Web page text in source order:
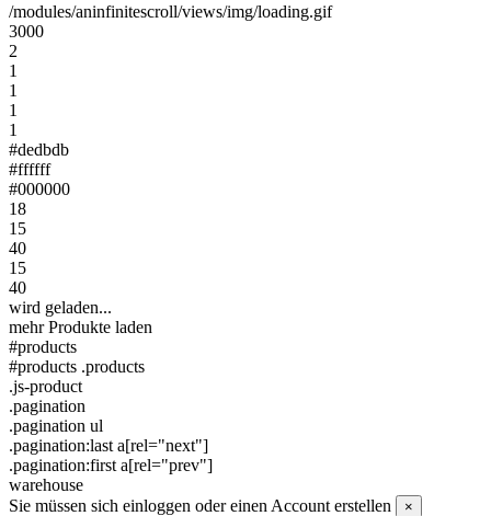
/modules/aninfinitescroll/views/img/loading.gif
3000
2
1
1
1
1
#dedbdb
#ffffff
#000000
18
15
40
15
40
wird geladen...
mehr Produkte laden
#products
#products .products
.js-product
.pagination
.pagination ul
.pagination:last a[rel="next"]
.pagination:first a[rel="prev"]
warehouse
Sie müssen sich einloggen oder einen Account erstellen
×